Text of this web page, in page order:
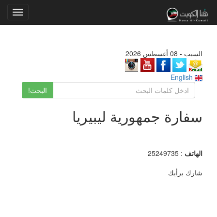
السبت - 08 أغسطس 2026
البحث!
سفارة جمهورية ليبيريا
الهاتف : 25249735
شارك برأيك